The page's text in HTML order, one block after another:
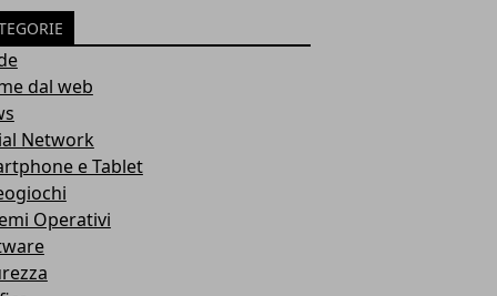
dal web
Network
e Tablet
Operativi